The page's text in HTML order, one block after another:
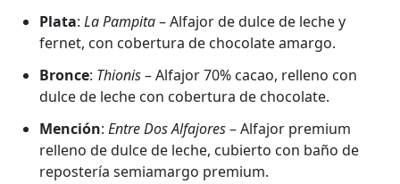
Plata: La Pampita– Alfajor de dulce de leche y
fernet, con cobertura de chocolate amargo.
Bronce: Thionis– Alfajor 70% cacao, relleno con
dulce de leche con cobertura de chocolate.
Mención: Entre Dos Alfajores– Alfajor premium
relleno de dulce de leche, cubierto con baño de
repostería semiamargo premium.